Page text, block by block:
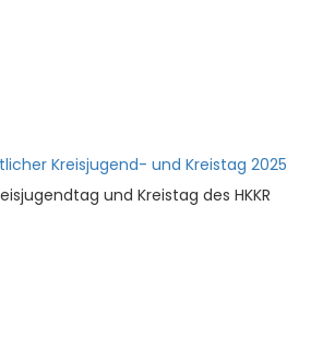
Kreisjugend- und Kreistag 2025
und Kreistag des HKKR